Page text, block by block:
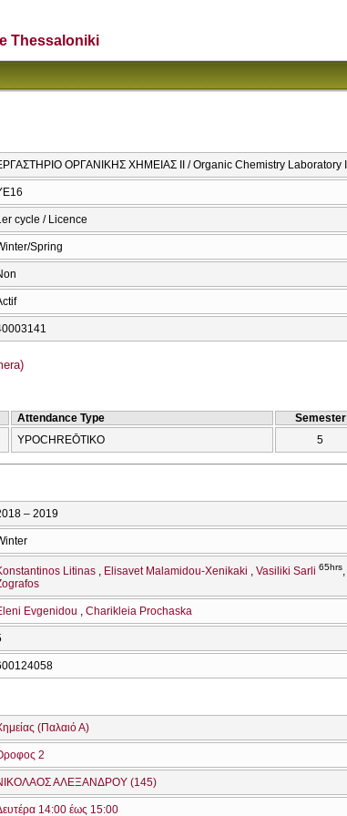
Thessaloniki
ΟΡΓΑΝΙΚΗΣ ΧΗΜΕΙΑΣ ΙΙ / Organic Chemistry Laboratory II
cycle / Licence
Spring
Attendance Type Semester
YPOCΗREŌTIKO 5
– 2019
Litinas Elisavet Malamidou-Xenikaki Vasiliki Sarli 65hrs
Evgenidou Charikleia Prochaska
(Παλαιό Α)
2
ΑΛΕΞΑΝΔΡΟΥ (145)
14:00 έως 15:00